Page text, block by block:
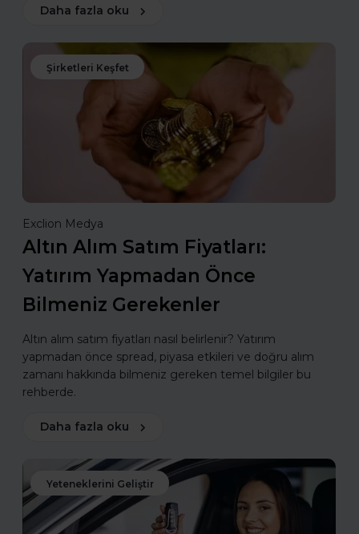
Daha fazla oku
Şirketleri Keşfet
Exclion Medya
Altın Alım Satım Fiyatları:
Yatırım Yapmadan Önce
Bilmeniz Gerekenler
Altın alım satım fiyatları nasıl belirlenir? Yatırım
yapmadan önce spread, piyasa etkileri ve doğru alım
zamanı hakkında bilmeniz gereken temel bilgiler bu
rehberde.
Daha fazla oku
Yeteneklerini Geliştir